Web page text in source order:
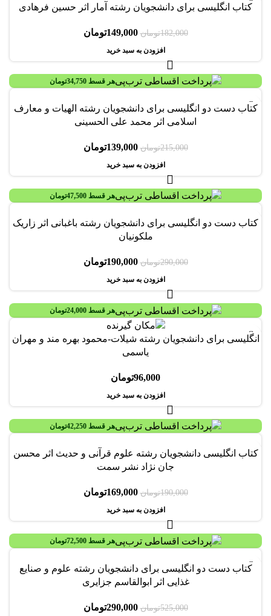
کتاب انگلیسی برای دانشجویان رشته آمار اثر حسین فرهادی
182,000تومان 149,000تومان
افزودن به سبد خرید
هر قسط 34,750تومان
کتاب دست دو انگلیسی برای دانشجویان رشته الهیات و معارف
اسلامی اثر محمد علی الحسینی
215,000تومان 139,000تومان
افزودن به سبد خرید
هر قسط 47,500تومان
کتاب دست دو انگلیسی برای دانشجویان رشته باغبانی اثر زاریک
ملکونیان
290,000تومان 190,000تومان
افزودن به سبد خرید
هر قسط 24,000تومان
انگلیسی برای دانشجویان رشته شیلات-محمود بهره مند و مهران
یاسمی
96,000تومان
افزودن به سبد خرید
هر قسط 42,250تومان
کتاب انگلیسی دانشجویان رشته علوم قرآنی و حدیث اثر محسن
جان نژاد نشر سمت
190,000تومان 169,000تومان
افزودن به سبد خرید
هر قسط 72,500تومان
کتاب دست دو انگلیسی برای دانشجویان رشته علوم و صنایع
غذایی اثر ابوالقاسم جزایری
525,000تومان 290,000تومان